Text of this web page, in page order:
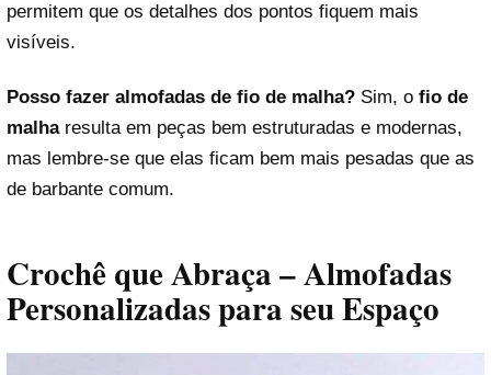
permitem que os detalhes dos pontos fiquem mais
visíveis.
Posso fazer almofadas de fio de malha? Sim, o fio de
malharesulta em peças bem estruturadas e modernas,
mas lembre-se que elas ficam bem mais pesadas que as
de barbante comum.
Crochê que Abraça – Almofadas
Personalizadas para seu Espaço